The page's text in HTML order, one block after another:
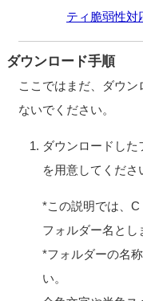
ティ脆弱性対
ダウンロード手順
ここではまだ、ダウ
ないでください。
ダウンロードし
を用意してくださ
*この説明では、C
フォルダー名とし
*フォルダーの名
い。